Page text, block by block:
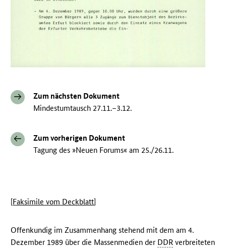
Zum nächsten Dokument
Mindestumtausch 27.11.–3.12.
Zum vorherigen Dokument
Tagung des »Neuen Forums« am 25./26.11.
[Faksimile vom Deckblatt]
Offenkundig im Zusammenhang stehend mit dem am 4.
Dezember 1989 über die Massenmedien der DDR verbreiteten